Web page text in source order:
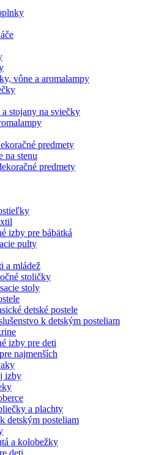
vône a aromalampy
stojany na sviečky
predmety
na stenu
predmety
izby pre bábätká
pulty
a mládež
stoličky
stoly
detské postele
k detským posteliam
izby pre deti
najmenších
izby
a plachty
detským posteliam
a kolobežky
deti